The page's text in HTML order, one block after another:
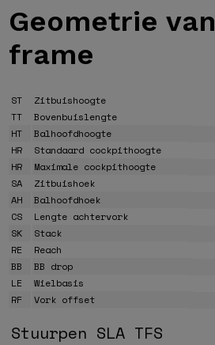
Geometrie van
frame
ST
Zitbuishoogte
TT
Bovenbuislengte
HT
Balhoofdhoogte
HR
Standaard cockpithoogte
HR
Maximale cockpithoogte
SA
Zitbuishoek
AH
Balhoofdhoek
CS
Lengte achtervork
SK
Stack
RE
Reach
BB
BB drop
LE
Wielbasis
RF
Vork offset
Stuurpen SLA TFS